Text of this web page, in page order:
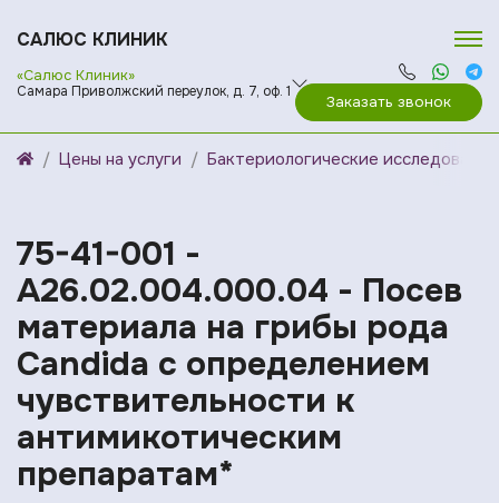
САЛЮС КЛИНИК
«Салюс Клиник»
Самара Приволжский переулок, д. 7, оф. 1
Заказать звонок
Цены на услуги Бактериологические исследования
75-41-001 -
A26.02.004.000.04 - Посев
материала на грибы рода
Candida с определением
чувcтвительности к
антимикотическим
препаратам*